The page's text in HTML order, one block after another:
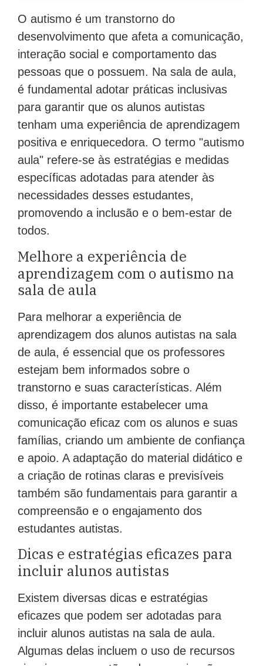
O autismo é um transtorno do
desenvolvimento que afeta a comunicação,
interação social e comportamento das
pessoas que o possuem. Na sala de aula,
é fundamental adotar práticas inclusivas
para garantir que os alunos autistas
tenham uma experiência de aprendizagem
positiva e enriquecedora. O termo "autismo
aula" refere-se às estratégias e medidas
específicas adotadas para atender às
necessidades desses estudantes,
promovendo a inclusão e o bem-estar de
todos.
Melhore a experiência de
aprendizagem com o autismo na
sala de aula
Para melhorar a experiência de
aprendizagem dos alunos autistas na sala
de aula, é essencial que os professores
estejam bem informados sobre o
transtorno e suas características. Além
disso, é importante estabelecer uma
comunicação eficaz com os alunos e suas
famílias, criando um ambiente de confiança
e apoio. A adaptação do material didático e
a criação de rotinas claras e previsíveis
também são fundamentais para garantir a
compreensão e o engajamento dos
estudantes autistas.
Dicas e estratégias eficazes para
incluir alunos autistas
Existem diversas dicas e estratégias
eficazes que podem ser adotadas para
incluir alunos autistas na sala de aula.
Algumas delas incluem o uso de recursos